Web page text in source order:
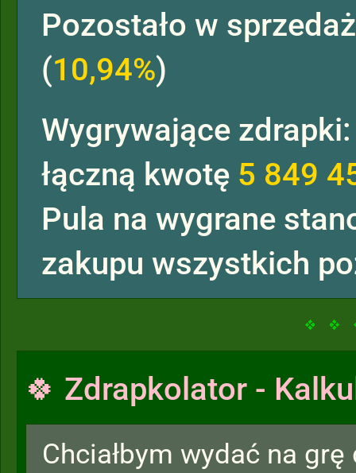
Pozostało w
(10,94%)
Wygrywające
łączną kwotę 5 849
Pula na wygrane
zakupu wszystkich
🍀 Zdrapkolator -
Chciałbym wydać na grę